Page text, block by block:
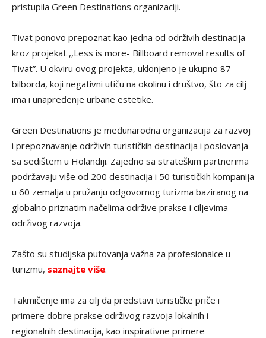
pristupila Green Destinations organizaciji.
Tivat ponovo prepoznat kao jedna od održivih destinacija
kroz projekat ,,Less is more- Billboard removal results of
Tivat”. U okviru ovog projekta, uklonjeno je ukupno 87
bilborda, koji negativni utiču na okolinu i društvo, što za cilj
ima i unapređenje urbane estetike.
Green Destinations je međunarodna organizacija za razvoj
i prepoznavanje održivih turističkih destinacija i poslovanja
sa sedištem u Holandiji. Zajedno sa strateškim partnerima
podržavaju više od 200 destinacija i 50 turističkih kompanija
u 60 zemalja u pružanju odgovornog turizma baziranog na
globalno priznatim načelima održive prakse i ciljevima
održivog razvoja.
Zašto su studijska putovanja važna za profesionalce u
turizmu, saznajte više.
Takmičenje ima za cilj da predstavi turističke priče i
primere dobre prakse održivog razvoja lokalnih i
regionalnih destinacija, kao inspirativne primere